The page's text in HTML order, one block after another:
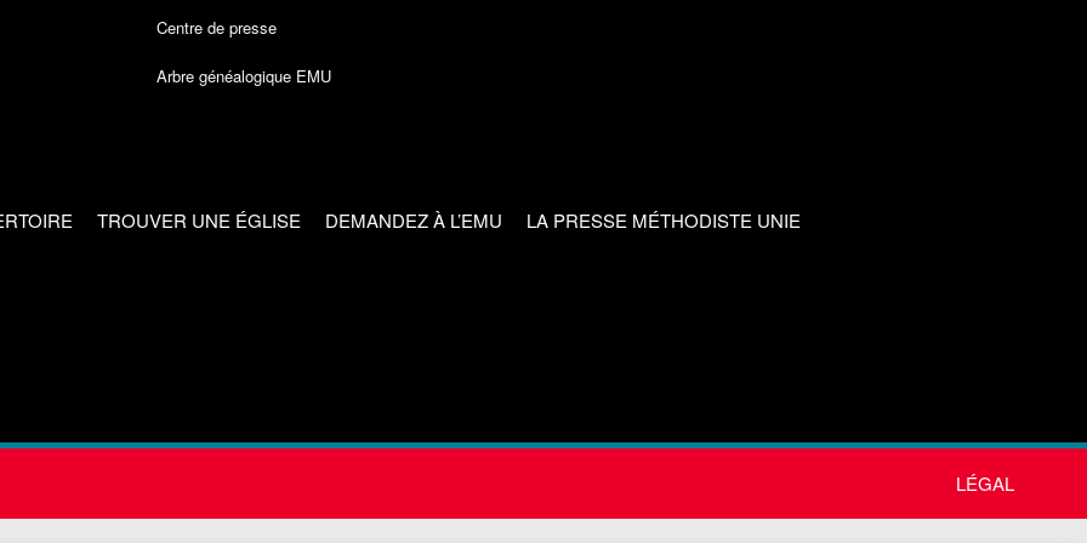
Centre de presse
Arbre généalogique EMU
TROUVER UNE ÉGLISE DEMANDEZ À L’EMU LA PRESSE MÉTHODISTE UNIE
LÉGAL